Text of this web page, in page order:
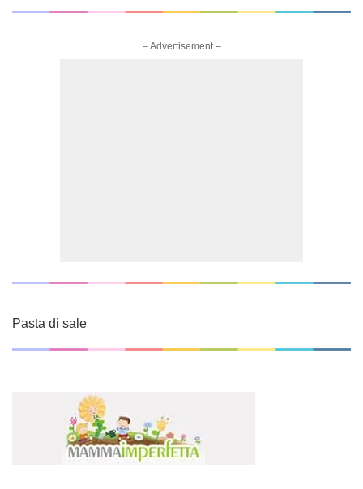
– Advertisement –
Pasta di sale